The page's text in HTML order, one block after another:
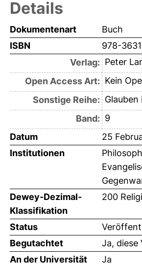
Details
Dokumentenart
Buch
ISBN
978-
Verlag: Peter
Open Access Art: Kein
Sonstige Reihe: Glauben
Band: 9
Datum
25
Institutionen
Dewey-Dezimal-
Klassifikation
200
Status
Begutachtet
Ja, diese
An der Universität
Ja